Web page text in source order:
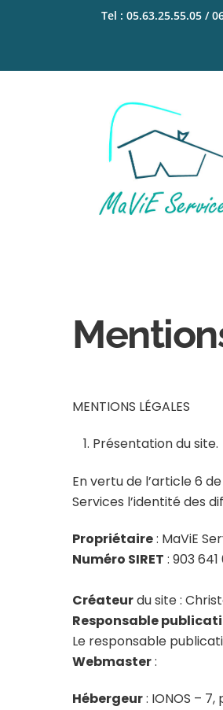
Tel : 05.63.25.55.05 /
MENTIONS LÉGALES
Présentation du site.
En vertu de l’article 6
Services l’identité des
Propriétaire: MaViE
Numéro SIRET : 903
Créateurdu site :
Responsable
Le responsable
Webmaster:
Hébergeur: IONOS –